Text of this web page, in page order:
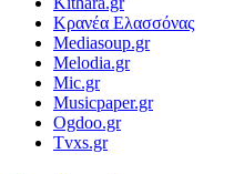
Κρανέα Ελασσόνας
Mediasoup.gr
Melodia.gr
Mic.gr
Musicpaper.gr
Ogdoo.gr
Tvxs.gr